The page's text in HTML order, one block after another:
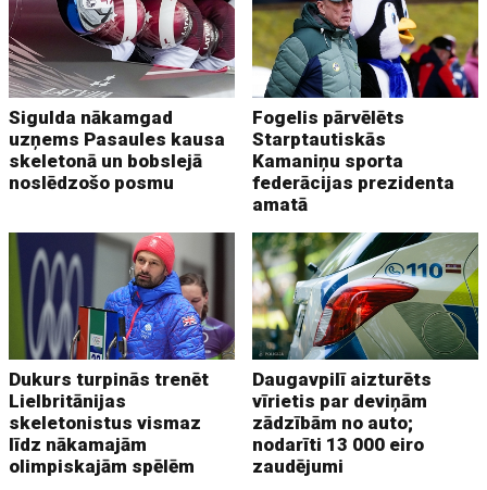
Sigulda nākamgad
uzņems Pasaules kausa
skeletonā un bobslejā
noslēdzošo posmu
Fogelis pārvēlēts
Starptautiskās
Kamaniņu sporta
federācijas prezidenta
amatā
Dukurs turpinās trenēt
Lielbritānijas
skeletonistus vismaz
līdz nākamajām
olimpiskajām spēlēm
Daugavpilī aizturēts
vīrietis par deviņām
zādzībām no auto;
nodarīti 13 000 eiro
zaudējumi